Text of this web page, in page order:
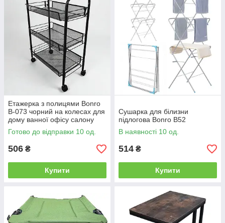
Етажерка з полицями Bonro
B-073 чорний на колесах для
дому ванної офісу салону
майстра
Готово до відправки 10 од.
506 ₴
Купити
Сушарка для білизни
підлогова Bonro B52
В наявності 10 од.
514 ₴
Купити